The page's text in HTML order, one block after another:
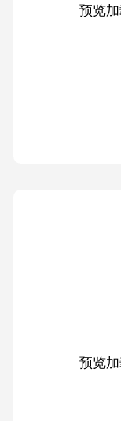
预览
预览